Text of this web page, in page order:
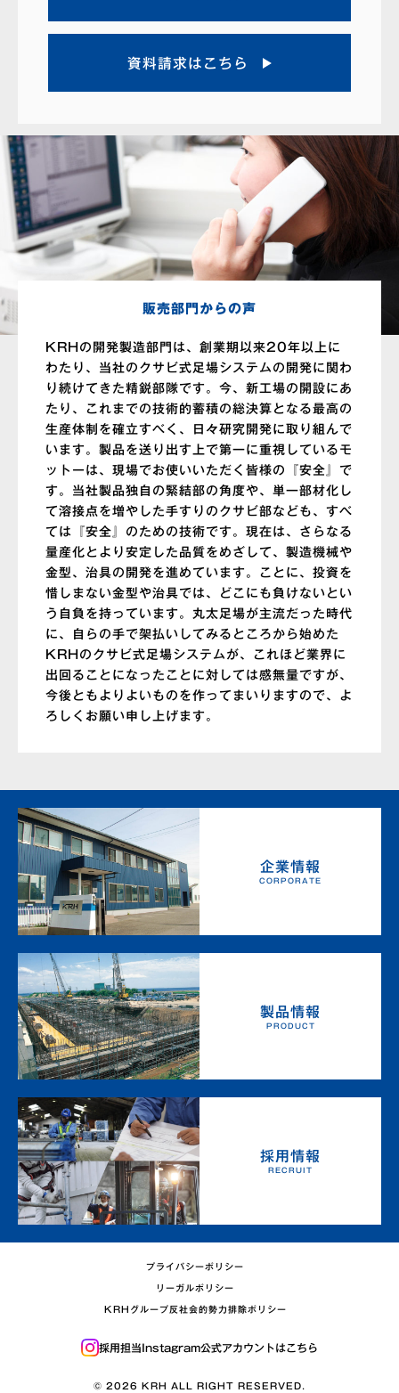
資料請求はこちら
販売部門からの声
KRHの開発製造部門は、創業期以来20年以上に
わたり、当社のクサビ式足場システムの開発に関わ
り続けてきた精鋭部隊です。今、新工場の開設にあ
たり、これまでの技術的蓄積の総決算となる最高の
生産体制を確立すべく、日々研究開発に取り組んで
います。製品を送り出す上で第一に重視しているモ
ットーは、現場でお使いいただく皆様の『安全』で
す。当社製品独自の緊結部の角度や、単一部材化し
て溶接点を増やした手すりのクサビ部なども、すべ
ては『安全』のための技術です。現在は、さらなる
量産化とより安定した品質をめざして、製造機械や
金型、治具の開発を進めています。ことに、投資を
惜しまない金型や治具では、どこにも負けないとい
う自負を持っています。丸太足場が主流だった時代
に、自らの手で架払いしてみるところから始めた
KRHのクサビ式足場システムが、これほど業界に
出回ることになったことに対しては感無量ですが、
今後ともよりよいものを作ってまいりますので、よ
ろしくお願い申し上げます。
企業情報
CORPORATE
製品情報
PRODUCT
採用情報
RECRUIT
プライバシーポリシー
リーガルポリシー
KRHグループ反社会的勢力排除ポリシー
採用担当Instagram公式アカウントはこちら
© 2026 KRH ALL RIGHT RESERVED.